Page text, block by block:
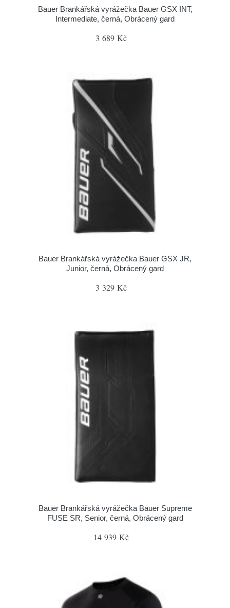
Bauer Brankářská vyrážečka Bauer GSX INT,
Intermediate, černá, Obrácený gard
3 689 Kč
Bauer Brankářská vyrážečka Bauer GSX JR,
Junior, černá, Obrácený gard
3 329 Kč
Bauer Brankářská vyrážečka Bauer Supreme
FUSE SR, Senior, černá, Obrácený gard
14 939 Kč